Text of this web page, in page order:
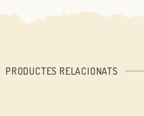
PRODUCTES RELACIONATS
Inicia sessió amb Facebook